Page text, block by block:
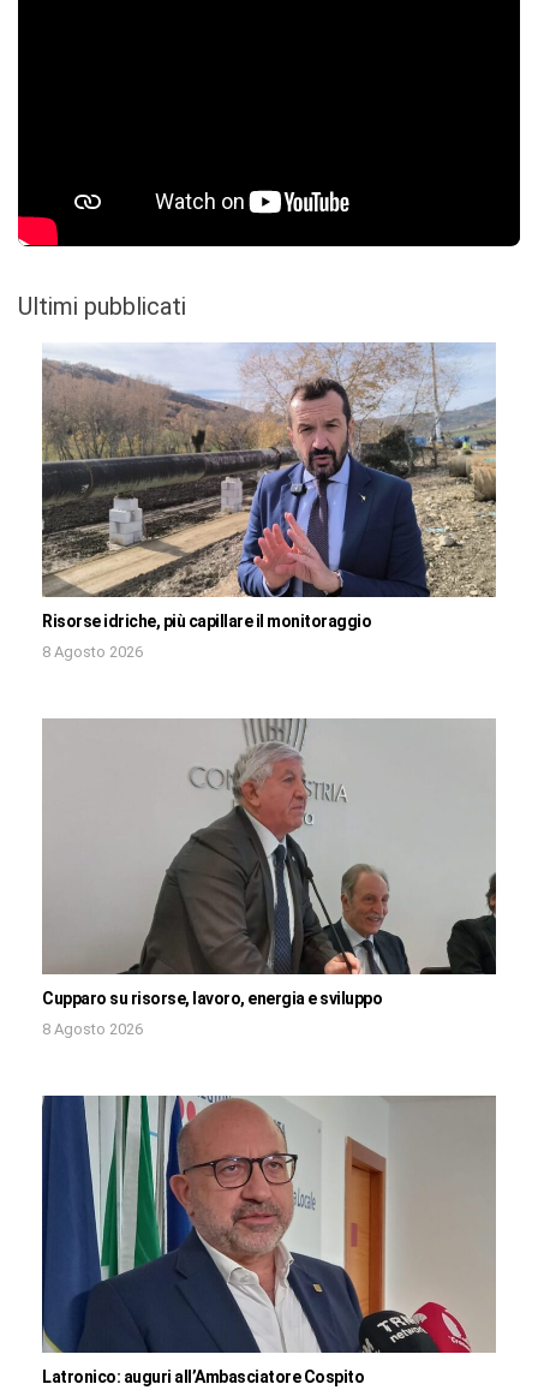
Ultimi pubblicati
Risorse idriche, più capillare il monitoraggio
8 Agosto 2026
Cupparo su risorse, lavoro, energia e sviluppo
8 Agosto 2026
Latronico: auguri all’Ambasciatore Cospito